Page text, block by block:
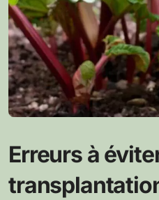
Erreurs à